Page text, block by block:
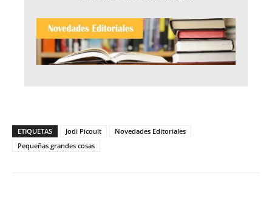
ETIQUETAS Jodi Picoult
Novedades Editoriales
Pequeñas grandes cosas